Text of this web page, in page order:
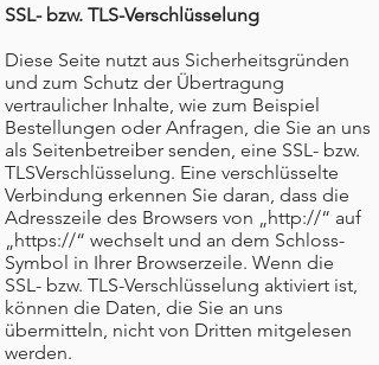
SSL- bzw. TLS-Verschlüsselung
Diese Seite nutzt aus Sicherheitsgründen
und zum Schutz der Übertragung
vertraulicher Inhalte, wie zum Beispiel
Bestellungen oder Anfragen, die Sie an uns
als Seitenbetreiber senden, eine SSL- bzw.
TLSVerschlüsselung. Eine verschlüsselte
Verbindung erkennen Sie daran, dass die
Adresszeile des Browsers von „http://“ auf
„https://“ wechselt und an dem Schloss-
Symbol in Ihrer Browserzeile. Wenn die
SSL- bzw. TLS-Verschlüsselung aktiviert ist,
können die Daten, die Sie an uns
übermitteln, nicht von Dritten mitgelesen
werden.